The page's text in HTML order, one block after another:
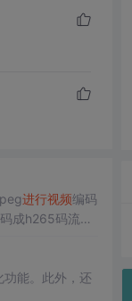
进行视频编码
成h265码流，
功能。此外，还